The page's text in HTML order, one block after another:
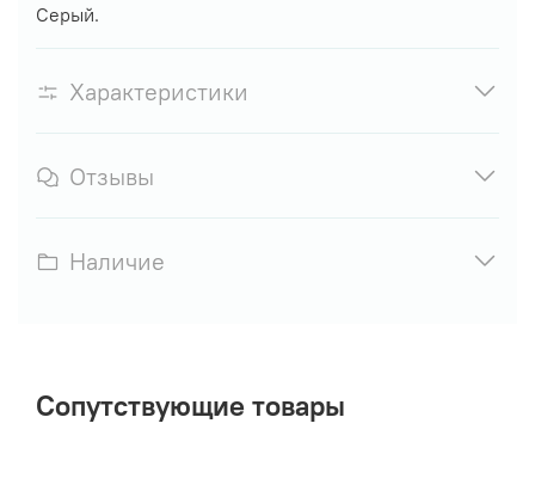
Серый.
Характеристики
Отзывы
Наличие
Сопутствующие товары